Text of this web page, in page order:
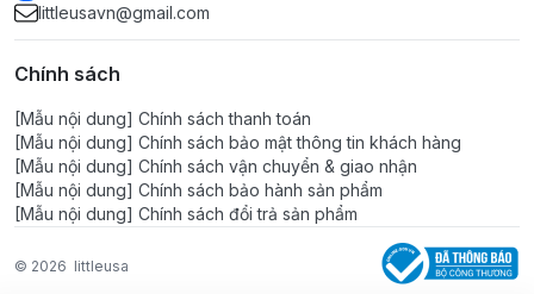
littleusavn@gmail.com
Chính sách
[Mẫu nội dung] Chính sách thanh toán
[Mẫu nội dung] Chính sách bảo mật thông tin khách hàng
[Mẫu nội dung] Chính sách vận chuyển & giao nhận
[Mẫu nội dung] Chính sách bảo hành sản phẩm
[Mẫu nội dung] Chính sách đổi trả sản phẩm
© 2026 littleusa